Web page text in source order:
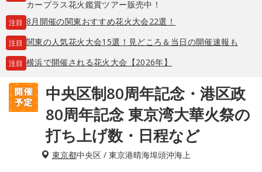
カープラス花火鑑賞ツアー販売中！
注目 8月開催の関東おすすめ花火大会22選！
注目 関東の人気花火大会15選！見どころ＆当日の開催速報も
注目 横浜で開催される花火大会【2026年】
中央区制80周年記念・港区政
80周年記念 東京湾大華火祭の
打ち上げ数・日程など
東京都中央区 / 東京港晴海埠頭沖海上